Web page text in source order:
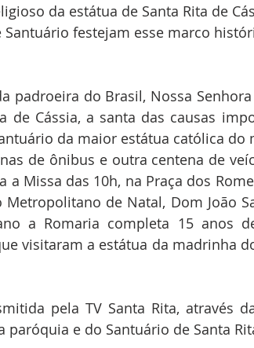
da estátua de Santa Rita de
Santuário festejam esse marco
padroeira do Brasil, Nossa
de Cássia, a santa das causas
da maior estátua católica do
de ônibus e outra centena de
a Missa das 10h, na Praça dos
Metropolitano de Natal, Dom João
a Romaria completa 15 anos
visitaram a estátua da madrinha
pela TV Santa Rita, através
paróquia e do Santuário de Santa